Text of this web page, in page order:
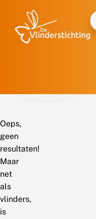
Oeps,
geen
resultaten!
Maar
net
als
vlinders,
is